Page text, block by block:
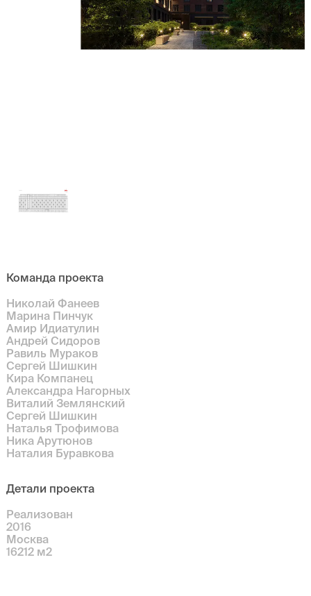
Команда проекта
Николай Фанеев
Марина Пинчук
Амир Идиатулин
Андрей Сидоров
Равиль Мураков
Сергей Шишкин
Кира Компанец
Александра Нагорных
Виталий Землянский
Сергей Шишкин
Наталья Трофимова
Ника Арутюнов
Наталия Буравкова
Детали проекта
Реализован
2016
Москва
16212 м2